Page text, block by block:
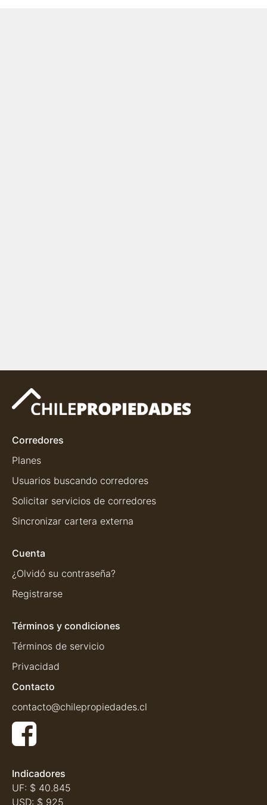
Corredores
Planes
Usuarios buscando corredores
Solicitar servicios de corredores
Sincronizar cartera externa
Cuenta
¿Olvidó su contraseña?
Registrarse
Términos y condiciones
Términos de servicio
Privacidad
Contacto
contacto@chilepropiedades.cl
Indicadores
UF: $ 40.845
USD: $ 925